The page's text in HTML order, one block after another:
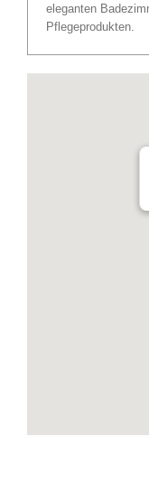
eleganten
Pflegeprodukten.